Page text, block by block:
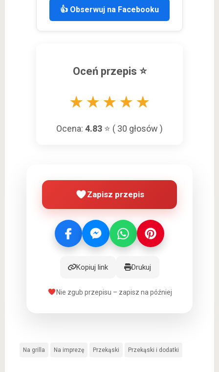
👍 Obserwuj na Facebooku
Oceń przepis ⭐
★ ★ ★ ★ ★
Ocena: 4.83 ⭐ ( 30 głosów )
Zapisz przepis
Kopiuj link Drukuj
Nie zgub przepisu – zapisz na później
Na grilla Na imprezę Przekąski Przekąski i dodatki